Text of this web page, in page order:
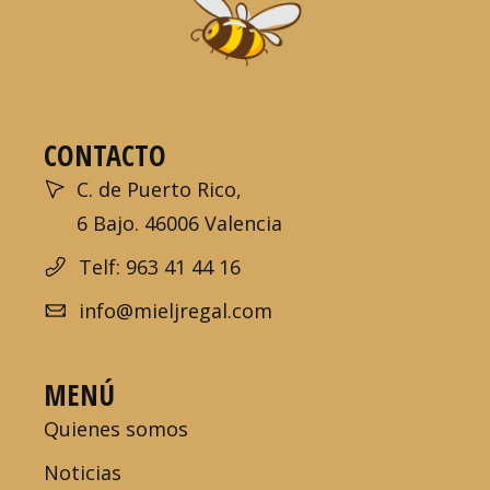
CONTACTO
C. de Puerto Rico,
6 Bajo. 46006 Valencia
Telf: 963 41 44 16
info@mieljregal.com
MENÚ
Quienes somos
Noticias